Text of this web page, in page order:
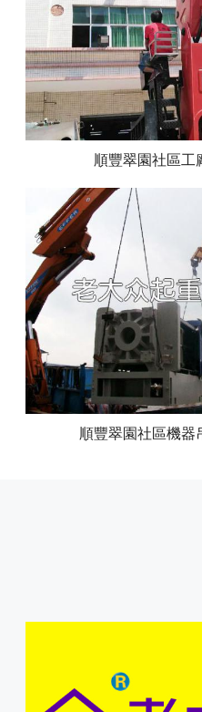
順豐翠園社區工
順豐翠園社區機器